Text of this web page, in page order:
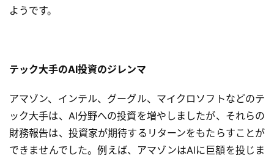
ようです。
テック大手のAI投資のジレンマ
アマゾン、インテル、グーグル、マイクロソフトなどのテ
ック大手は、AI分野への投資を増やしましたが、それらの
財務報告は、投資家が期待するリターンをもたらすことが
できませんでした。例えば、アマゾンはAIに巨額を投じま